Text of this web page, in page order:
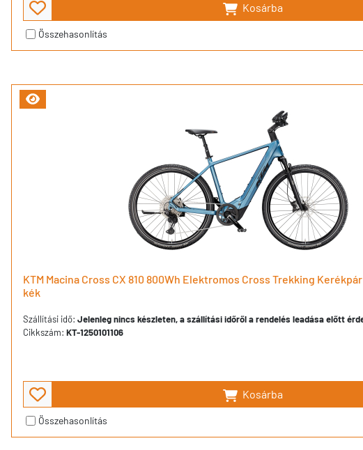
Kosárba
Összehasonlítás
KTM Macina Cross CX 810 800Wh Elektromos Cross Trekking
kék
Szállítási idő: Jelenleg nincs készleten, a szállítási időről a rendelés leadása előtt
Cikkszám: KT-1250101106
Kosárba
Összehasonlítás